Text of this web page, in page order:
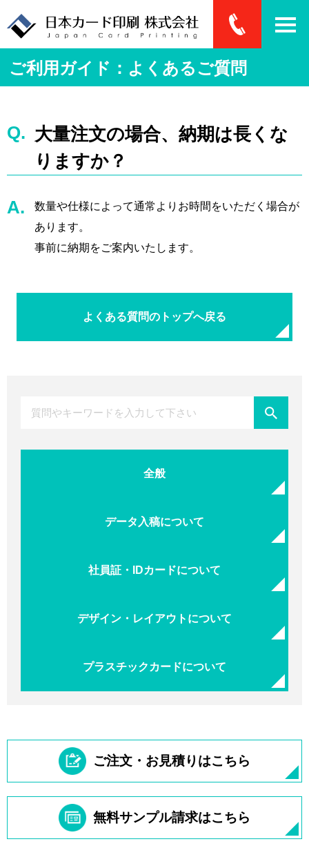
ご利用ガイド：よくあるご質問
大量注文の場合、納期は長くな
りますか？
数量や仕様によって通常よりお時間をいただく場合が
あります。
事前に納期をご案内いたします。
よくある質問のトップへ戻る
全般
データ入稿について
社員証・IDカードについて
デザイン・レイアウトについて
プラスチックカードについて
ご注文・お見積りはこちら
無料サンプル請求はこちら